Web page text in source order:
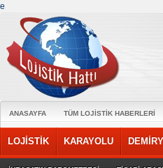
e
ANASAYFA TÜM LOJİSTİK HABERLERİ
LOJİSTİK KARAYOLU